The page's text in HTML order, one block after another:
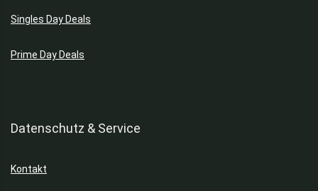
Singles Day Deals
Prime Day Deals
Datenschutz & Service
Kontakt